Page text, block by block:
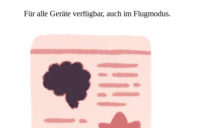
Für alle Geräte verfügbar, auch im Flugmodus.